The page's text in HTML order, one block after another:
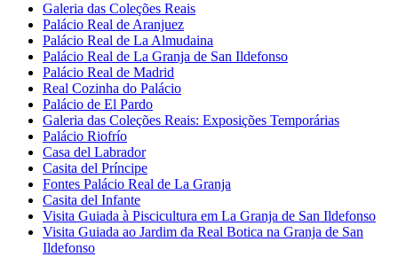
Galeria das Coleções Reais
Palácio Real de Aranjuez
Palácio Real de La Almudaina
Palácio Real de La Granja de San Ildefonso
Palácio Real de Madrid
Real Cozinha do Palácio
Palácio de El Pardo
Galeria das Coleções Reais: Exposições Temporárias
Palácio Riofrío
Casa del Labrador
Casita del Príncipe
Fontes Palácio Real de La Granja
Casita del Infante
Visita Guiada à Piscicultura em La Granja de San Ildefonso
Visita Guiada ao Jardim da Real Botica na Granja de San
Ildefonso